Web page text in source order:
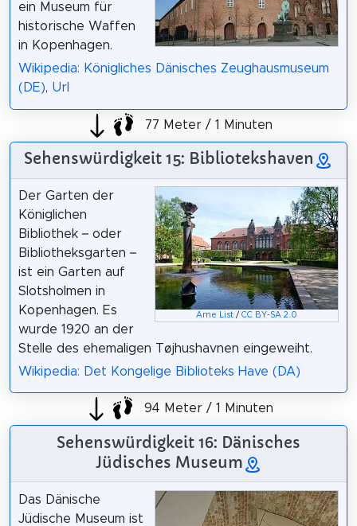
ein Museum für
historische Waffen
in Kopenhagen.
Wikipedia: Königliches Dänisches Zeughausmuseum
(DE), Url
77 Meter / 1 Minuten
Sehenswürdigkeit 15: Bibliotekshaven
Arne List /CC BY-SA 2.0
Der Garten der
Königlichen
Bibliothek – oder
Bibliotheksgarten –
ist ein Garten auf
Slotsholmen in
Kopenhagen. Es
wurde 1920 an der
Stelle des ehemaligen Tøjhushavnen eingeweiht.
Wikipedia: Det Kongelige Biblioteks Have (DA)
94 Meter / 1 Minuten
Sehenswürdigkeit 16: Dänisches
Jüdisches Museum
Das Dänische
Jüdische Museum ist